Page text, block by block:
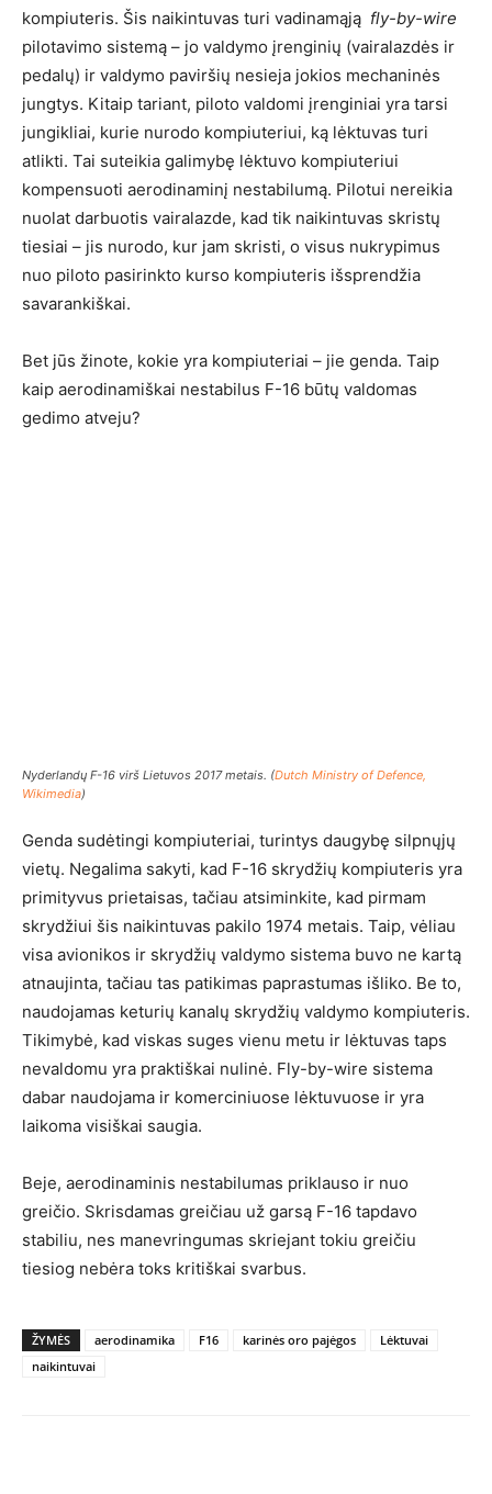
kompiuteris. Šis naikintuvas turi vadinamąją fly-by-wire
pilotavimo sistemą – jo valdymo įrenginių (vairalazdės ir
pedalų) ir valdymo paviršių nesieja jokios mechaninės
jungtys. Kitaip tariant, piloto valdomi įrenginiai yra tarsi
jungikliai, kurie nurodo kompiuteriui, ką lėktuvas turi
atlikti. Tai suteikia galimybę lėktuvo kompiuteriui
kompensuoti aerodinaminį nestabilumą. Pilotui nereikia
nuolat darbuotis vairalazde, kad tik naikintuvas skristų
tiesiai – jis nurodo, kur jam skristi, o visus nukrypimus
nuo piloto pasirinkto kurso kompiuteris išsprendžia
savarankiškai.
Bet jūs žinote, kokie yra kompiuteriai – jie genda. Taip
kaip aerodinamiškai nestabilus F-16 būtų valdomas
gedimo atveju?
Nyderlandų F-16 virš Lietuvos 2017 metais. (Dutch Ministry of Defence,
Wikimedia)
Genda sudėtingi kompiuteriai, turintys daugybę silpnųjų
vietų. Negalima sakyti, kad F-16 skrydžių kompiuteris yra
primityvus prietaisas, tačiau atsiminkite, kad pirmam
skrydžiui šis naikintuvas pakilo 1974 metais. Taip, vėliau
visa avionikos ir skrydžių valdymo sistema buvo ne kartą
atnaujinta, tačiau tas patikimas paprastumas išliko. Be to,
naudojamas keturių kanalų skrydžių valdymo kompiuteris.
Tikimybė, kad viskas suges vienu metu ir lėktuvas taps
nevaldomu yra praktiškai nulinė. Fly-by-wire sistema
dabar naudojama ir komerciniuose lėktuvuose ir yra
laikoma visiškai saugia.
Beje, aerodinaminis nestabilumas priklauso ir nuo
greičio. Skrisdamas greičiau už garsą F-16 tapdavo
stabiliu, nes manevringumas skriejant tokiu greičiu
tiesiog nebėra toks kritiškai svarbus.
ŽYMĖS aerodinamika F16 karinės oro pajėgos
Lėktuvai
naikintuvai